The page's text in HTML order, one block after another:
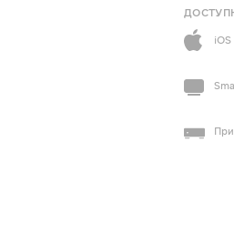
iOS